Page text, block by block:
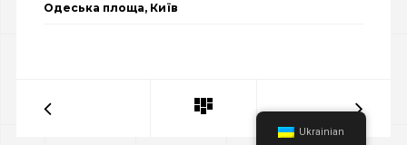
Одеська площа, Київ
Ukrainian